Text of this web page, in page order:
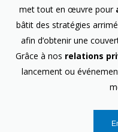
met tout en œuvre pour
bâtit des stratégies
afin d’obtenir une
Grâce à nos relations
lancement ou